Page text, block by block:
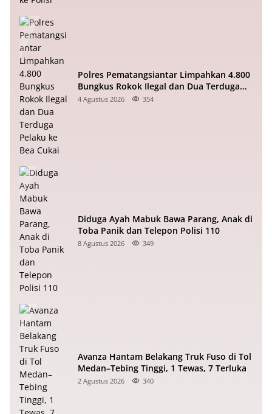
Polres Pematangsiantar Limpahkan 4.800
Bungkus Rokok Ilegal dan Dua Terduga
Pelaku ke Bea Cukai
4 Agustus 2026 354
Diduga Ayah Mabuk Bawa Parang, Anak di
Toba Panik dan Telepon Polisi 110
8 Agustus 2026 349
Avanza Hantam Belakang Truk Fuso di Tol
Medan–Tebing Tinggi, 1 Tewas, 7 Terluka
2 Agustus 2026 340